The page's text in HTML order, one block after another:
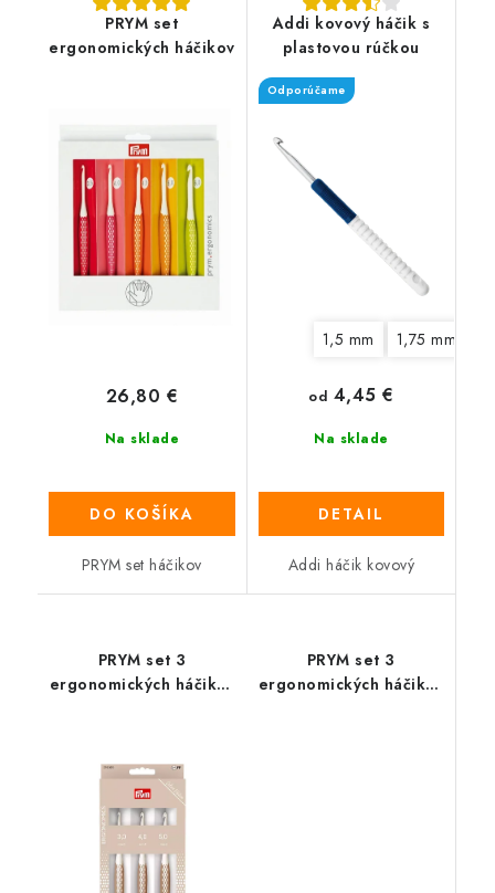
PRYM set
ergonomických háčikov
Na sklade
26,80 €
DO KOŠÍKA
PRYM set háčikov
Addi kovový háčik s
plastovou rúčkou
Odporúčame
1,5 mm 1,75 mm
Na sklade
od 4,45 €
DETAIL
Addi háčik kovový
PRYM set 3
ergonomických háčikov
PRYM set 3
ergonomických háčikov